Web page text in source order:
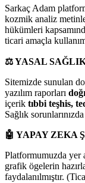
Sarkaç Adam
kozmik analiz
hükümleri
ticari amaçla
⚖️YASAL
Sitemizde sunulan
yazılım raporları
içerik tıbbi teşhis,
Sağlık
🤖 YAPAY ZEKA
Platformumuzda yer
grafik ögelerin
faydalanılmıştır.